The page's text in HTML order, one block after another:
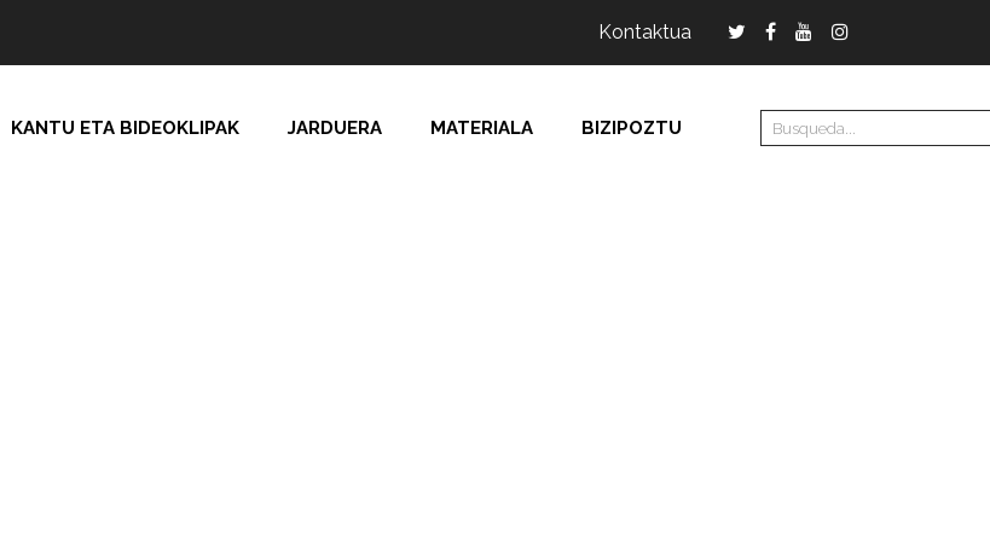
Kontaktua
KANTU ETA BIDEOKLIPAK JARDUERA MATERIALA BIZIPOZTU